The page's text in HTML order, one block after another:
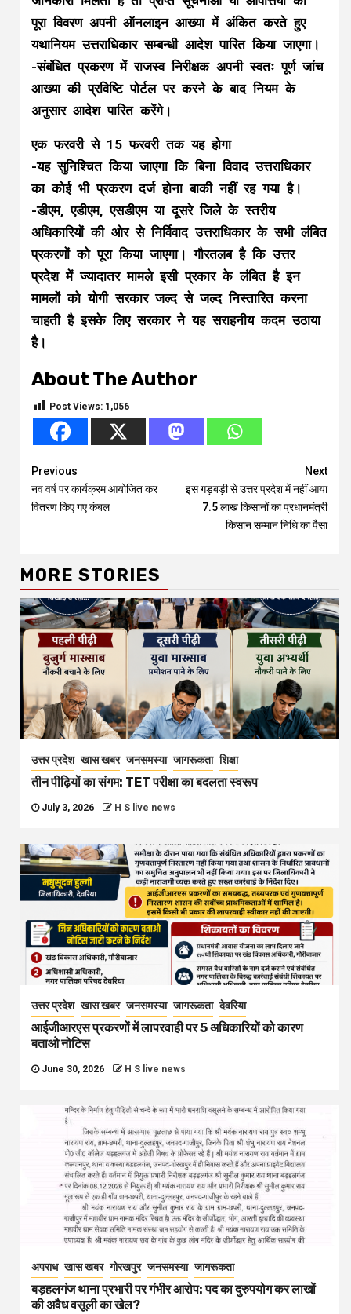
पूरा विवरण अपनी ऑनलाइन आख्या में अंकित करते हुए
यथानियम उत्तराधिकार सम्बन्धी आदेश पारित किया जाएगा।
-संबंधित प्रकरण में राजस्व निरीक्षक अपनी स्वतः पूर्ण जांच
आख्या की प्रविष्टि पोर्टल पर करने के बाद नियम के
अनुसार आदेश पारित करेंगे।
एक फरवरी से 15 फरवरी तक यह होगा
-यह सुनिश्चित किया जाएगा कि बिना विवाद उत्तराधिकार
का कोई भी प्रकरण दर्ज होना बाकी नहीं रह गया है।
-डीएम, एडीएम, एसडीएम या दूसरे जिले के स्तरीय
अधिकारियों की ओर से निर्विवाद उत्तराधिकार के सभी लंबित
प्रकरणों को पूरा किया जाएगा। गौरतलब है कि उत्तर
प्रदेश में ज्यादातर मामले इसी प्रकार के लंबित है इन
मामलों को योगी सरकार जल्द से जल्द निस्तारित करना
चाहती है इसके लिए सरकार ने यह सराहनीय कदम उठाया
है।
About The Author
Post Views: 1,056
Continue
Reading
Previous
नव वर्ष पर कार्यक्रम आयोजित कर
वितरण किए गए कंबल
Next
इस गड़बड़ी से उत्तर प्रदेश में नहीं आया
7.5 लाख किसानों का प्रधानमंत्री
किसान सम्मान निधि का पैसा
MORE STORIES
उत्तर प्रदेश खास खबर जनसमस्या जागरूकता शिक्षा
तीन पीढ़ियों का संगम: TET परीक्षा का बदलता स्वरूप
July 3, 2026 H S live news
उत्तर प्रदेश खास खबर जनसमस्या जागरूकता देवरिया
आईजीआरएस प्रकरणों में लापरवाही पर 5 अधिकारियों को कारण
बताओ नोटिस
June 30, 2026 H S live news
अपराध खास खबर गोरखपुर जनसमस्या जागरूकता
बड़हलगंज थाना प्रभारी पर गंभीर आरोप: पद का दुरुपयोग कर लाखों
की अवैध वसूली का खेल?